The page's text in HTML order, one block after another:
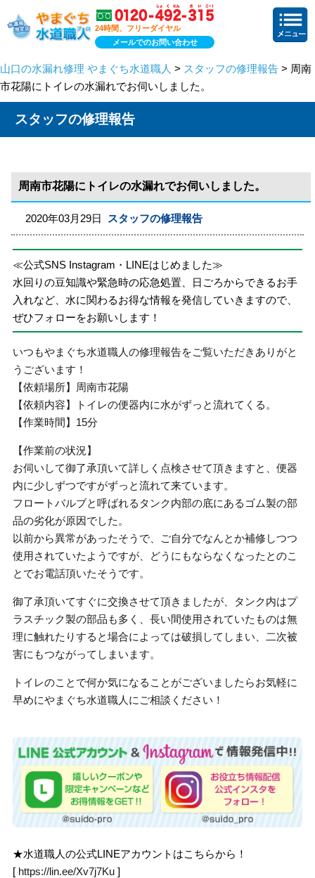
24時間、フリーダイヤル
メールでのお問い合わせ
山口の水漏れ修理 やまぐち水道職人 > スタッフの修理報告 > 周南
市花陽にトイレの水漏れでお伺いしました。
スタッフの修理報告
周南市花陽にトイレの水漏れでお伺いしました。
2020年03月29日 スタッフの修理報告
≪公式SNS Instagram・LINEはじめました≫
水回りの豆知識や緊急時の応急処置、日ごろからできるお手
入れなど、水に関わるお得な情報を発信していきますので、
ぜひフォローをお願いします！
いつもやまぐち水道職人の修理報告をご覧いただきありがと
うございます！
【依頼場所】周南市花陽
【依頼内容】トイレの便器内に水がずっと流れてくる。
【作業時間】15分
【作業前の状況】
お伺いして御了承頂いて詳しく点検させて頂きますと、便器
内に少しずつですがずっと流れて来ています。
フロートバルブと呼ばれるタンク内部の底にあるゴム製の部
品の劣化が原因でした。
以前から異常があったそうで、ご自分でなんとか補修しつつ
使用されていたようですが、どうにもならなくなったとのこ
とでお電話頂いたそうです。
御了承頂いてすぐに交換させて頂きましたが、タンク内はプ
ラスチック製の部品も多く、長い間使用されていたものは無
理に触れたりすると場合によっては破損してしまい、二次被
害にもつながってしまいます。
トイレのことで何か気になることがございましたらお気軽に
早めにやまぐち水道職人にご相談ください！
★水道職人の公式LINEアカウントはこちらから！
[ https://lin.ee/Xv7j7Ku ]